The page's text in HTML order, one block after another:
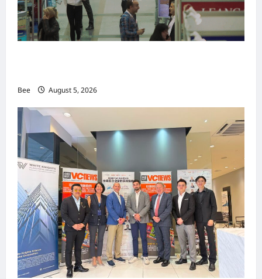
Bee August 5, 2026